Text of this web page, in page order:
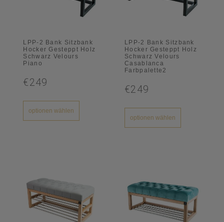
LPP-2 Bank Sitzbank
Hocker Gesteppt Holz
Schwarz Velours
Piano
€249
optionen wählen
LPP-2 Bank Sitzbank
Hocker Gesteppt Holz
Schwarz Velours
Casablanca
Farbpalette2
€249
optionen wählen